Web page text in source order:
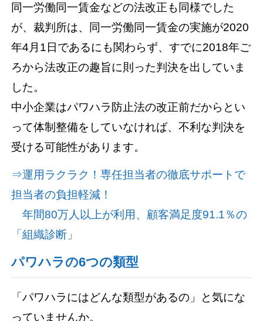
同一労働同一賃金などの法改正も同様でした
が、裁判所は、同一労働同一賃金の実施が2020
年4月1日であるにも関わらず、すでに2018年ご
ろから法改正の趣旨に則った判決を出していま
した。
中小企業はパワハラ防止法の改正前だからとい
って体制整備をしていなければ、不利な判決を
受ける可能性があります。
⇒運用ラクラク！専任担当者の徹底サポートで
担当者の負担軽減！
年間80万人以上が利用、顧客満足度91.1％の
「組織診断」
パワハラの6つの類型
「パワハラにはどんな類型があるの」と気にな
っていませんか。